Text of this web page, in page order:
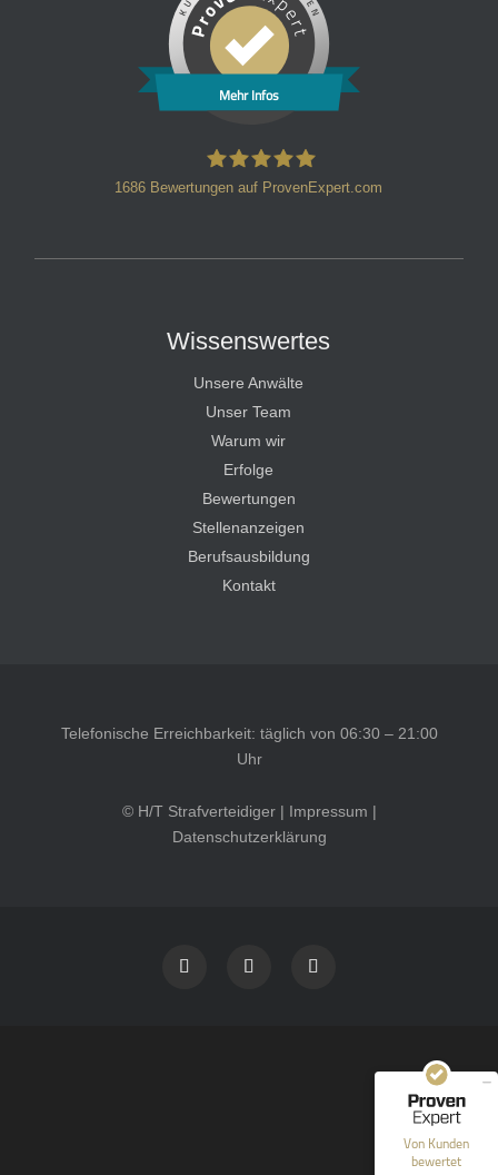
Mehr Infos
1686 Bewertungen auf ProvenExpert.com
Wissenswertes
Unsere Anwälte
Unser Team
Warum wir
Erfolge
Bewertungen
Stellenanzeigen
Berufsausbildung
Kontakt
Telefonische Erreichbarkeit: täglich von 06:30 – 21:00
Uhr
© H/T Strafverteidiger | Impressum |
Datenschutzerklärung
Von Kunden
bewertet
40
Bewertungen auf
ProvenExpert.com